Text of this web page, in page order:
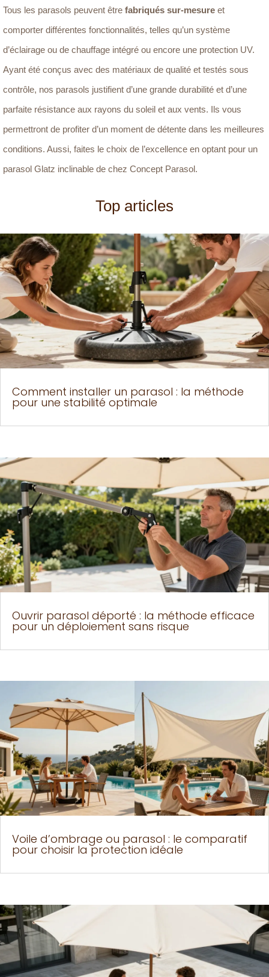
Tous les parasols peuvent être fabriqués sur-mesure et
comporter différentes fonctionnalités, telles qu’un système
d’éclairage ou de chauffage intégré ou encore une protection UV.
Ayant été conçus avec des matériaux de qualité et testés sous
contrôle, nos parasols justifient d’une grande durabilité et d’une
parfaite résistance aux rayons du soleil et aux vents. Ils vous
permettront de profiter d’un moment de détente dans les meilleures
conditions. Aussi, faites le choix de l’excellence en optant pour un
parasol Glatz inclinable de chez Concept Parasol.
Top articles
Comment installer un parasol : la méthode
pour une stabilité optimale
Ouvrir parasol déporté : la méthode efficace
pour un déploiement sans risque
Voile d’ombrage ou parasol : le comparatif
pour choisir la protection idéale